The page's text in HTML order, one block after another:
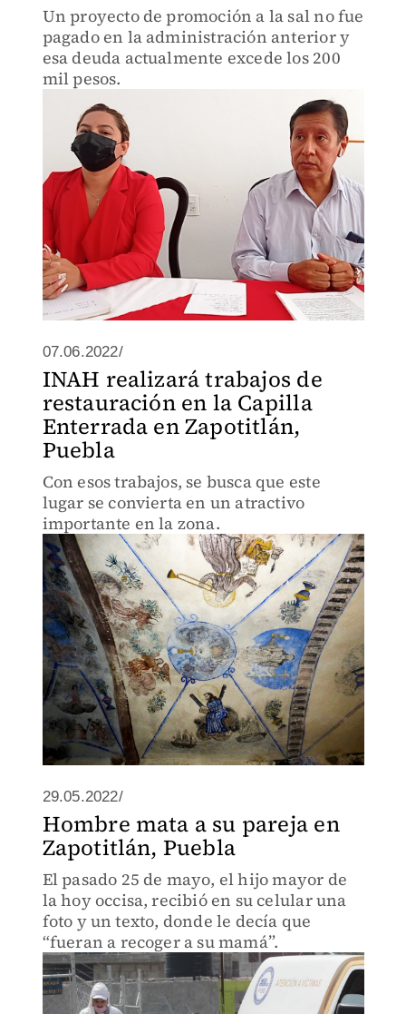
Un proyecto de promoción a la sal no fue
pagado en la administración anterior y
esa deuda actualmente excede los 200
mil pesos.
07.06.2022/
INAH realizará trabajos de
restauración en la Capilla
Enterrada en Zapotitlán,
Puebla
Con esos trabajos, se busca que este
lugar se convierta en un atractivo
importante en la zona.
29.05.2022/
Hombre mata a su pareja en
Zapotitlán, Puebla
El pasado 25 de mayo, el hijo mayor de
la hoy occisa, recibió en su celular una
foto y un texto, donde le decía que
“fueran a recoger a su mamá”.